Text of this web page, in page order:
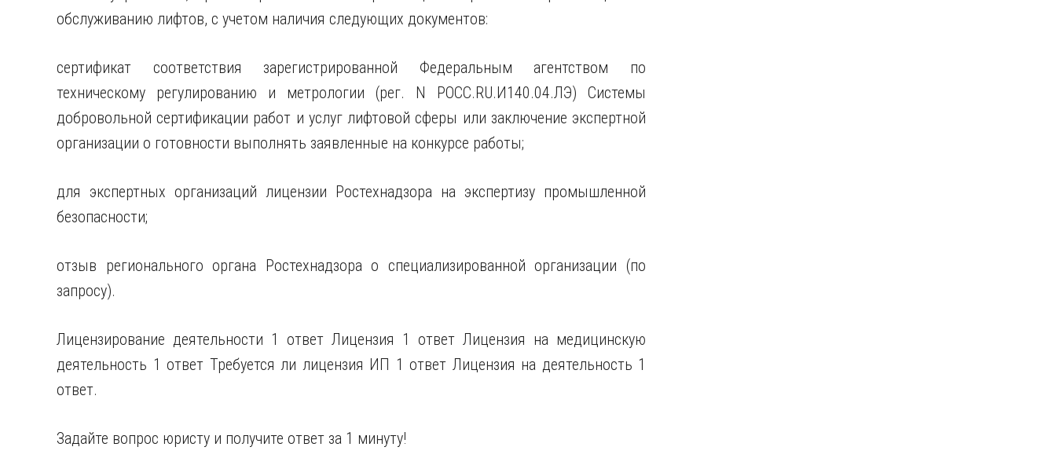
обслуживанию лифтов, с учетом наличия следующих документов:
сертификат соответствия зарегистрированной Федеральным агентством по
техническому регулированию и метрологии (рег. N РОСС.RU.И140.04.ЛЭ) Системы
добровольной сертификации работ и услуг лифтовой сферы или заключение экспертной
организации о готовности выполнять заявленные на конкурсе работы;
для экспертных организаций лицензии Ростехнадзора на экспертизу промышленной
безопасности;
отзыв регионального органа Ростехнадзора о специализированной организации (по
запросу).
Лицензирование деятельности 1 ответ Лицензия 1 ответ Лицензия на медицинскую
деятельность 1 ответ Требуется ли лицензия ИП 1 ответ Лицензия на деятельность 1
ответ.
Задайте вопрос юристу и получите ответ за 1 минуту!